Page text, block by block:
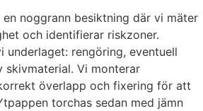
noggrann besiktning där vi mäter
och identifierar riskzoner.
underlaget: rengöring, eventuell
skivmaterial. Vi monterar
överlapp och fixering för att
torchas sedan med jämn